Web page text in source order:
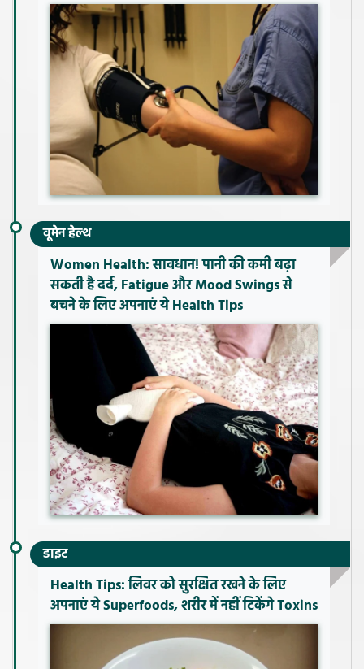
वूमेन हेल्थ
Women Health: सावधान! पानी की कमी बढ़ा
सकती है दर्द, Fatigue और Mood Swings से
बचने के लिए अपनाएं ये Health Tips
डाइट
Health Tips: लिवर को सुरक्षित रखने के लिए
अपनाएं ये Superfoods, शरीर में नहीं टिकेंगे Toxins